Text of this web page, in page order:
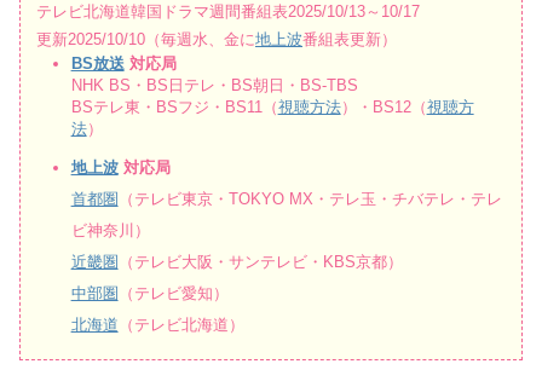
テレビ北海道韓国ドラマ週間番組表2025/10/13～10/17
更新2025/10/10（毎週水、金に地上波番組表更新）
BS放送 対応局
NHK BS・BS日テレ・BS朝日・BS-TBS
BSテレ東・BSフジ・BS11（視聴方法）・BS12（視聴方
法）
地上波対応局
首都圏 （テレビ東京・TOKYO MX・テレ玉・チバテレ・テレ
ビ神奈川）
近畿圏 （テレビ大阪・サンテレビ・KBS京都）
中部圏 （テレビ愛知）
北海道 （テレビ北海道）